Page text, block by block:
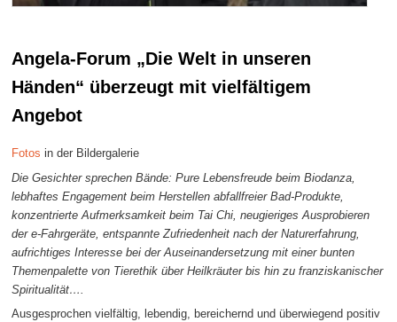
Angela-Forum „Die Welt in unseren
Händen“ überzeugt mit vielfältigem
Angebot
Fotos in der Bildergalerie
Die Gesichter sprechen Bände: Pure Lebensfreude beim Biodanza,
lebhaftes Engagement beim Herstellen abfallfreier Bad-Produkte,
konzentrierte Aufmerksamkeit beim Tai Chi,neugieriges Ausprobieren
der e-Fahrgeräte, entspannte Zufriedenheit nach der Naturerfahrung,
aufrichtiges Interesse bei der Auseinandersetzung mit einer bunten
Themenpalette von Tierethik über Heilkräuter bis hin zu franziskanischer
Spiritualität….
Ausgesprochen vielfältig, lebendig, bereichernd und überwiegend positiv